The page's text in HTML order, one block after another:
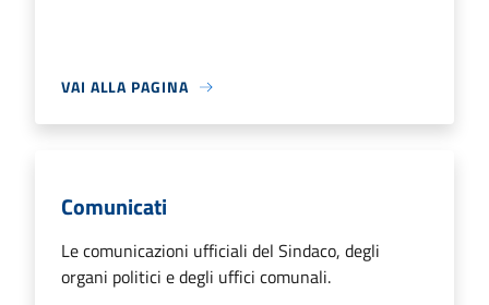
VAI ALLA PAGINA
Comunicati
Le comunicazioni ufficiali del Sindaco, degli
organi politici e degli uffici comunali.